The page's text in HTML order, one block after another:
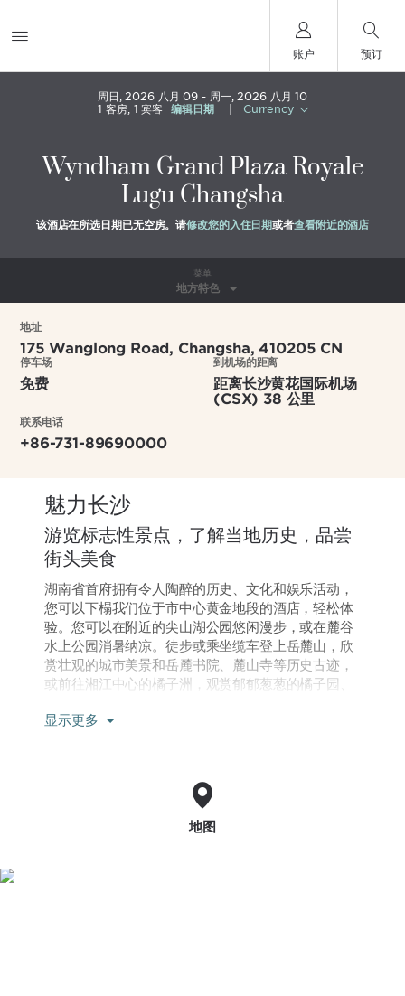
账户 预订
周日, 2026 八月 09
周一, 2026 八月 10
1 客房, 1 宾客 编辑日期 Currency
Wyndham Grand Plaza Royale
Lugu Changsha
该酒店在所选日期已无空房。请修改您的入住日期或者查看附近的酒店
菜单
地方特色
地址
175 Wanglong Road, Changsha,410205 CN
停车场
免费
到机场的距离
距离长沙黄花国际机场
(CSX) 38 公里
联系电话
+86-731-89690000
魅力长沙
游览标志性景点，了解当地历史，品尝
街头美食
湖南省首府拥有令人陶醉的历史、文化和娱乐活动，
您可以下榻我们位于市中心黄金地段的酒店，轻松体
验。您可以在附近的尖山湖公园悠闲漫步，或在麓谷
水上公园消暑纳凉。徒步或乘坐缆车登上岳麓山，欣
赏壮观的城市美景和岳麓书院、麓山寺等历史古迹，
或前往湘江中心的橘子洲，观赏郁郁葱葱的橘子园、
溪湖国际文化艺术中心设有剧院和现代艺术博物馆，
还可以在湖南博物馆参观传说中的马王堆汉墓出土文
物，在长沙生态动物园观看大熊猫嬉戏，或在长沙世
界之窗游览拉什莫尔山等世界著名景点的复刻品。
显示更多
地图